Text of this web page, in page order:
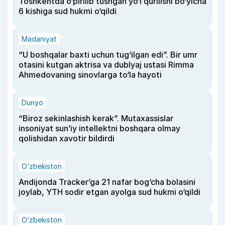
6 kishiga sud hukmi o‘qildi
Madaniyat
“U boshqalar baxti uchun tug‘ilgan edi”. Bir umr
otasini kutgan aktrisa va dublyaj ustasi Rimma
Ahmedovaning sinovlarga to‘la hayoti
Dunyo
“Biroz sekinlashish kerak”. Mutaxassislar
insoniyat sun’iy intellektni boshqara olmay
qolishidan xavotir bildirdi
O‘zbekiston
Andijonda Tracker’ga 21 nafar bog‘cha bolasini
joylab, YTH sodir etgan ayolga sud hukmi o‘qildi
O‘zbekiston